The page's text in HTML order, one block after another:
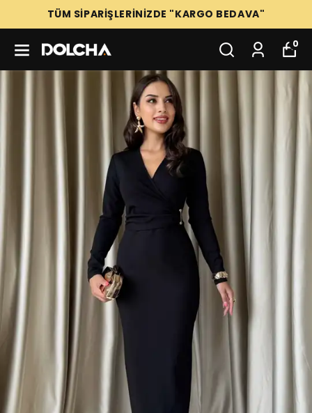
TÜM SİPARİŞLERİNİZDE "KARGO BEDAVA"
0